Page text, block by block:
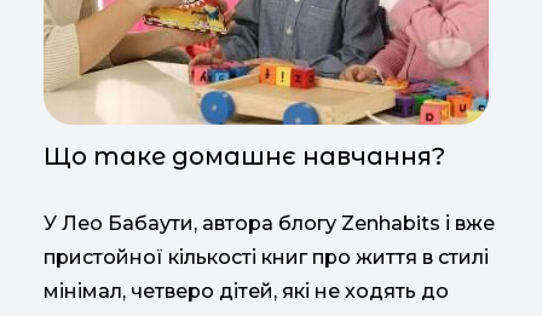
Що таке домашнє навчання?
У Лео Бабаути, автора блогу Zenhabits і вже
пристойної кількості книг про життя в стилі
мінімал, четверо дітей, які не ходять до